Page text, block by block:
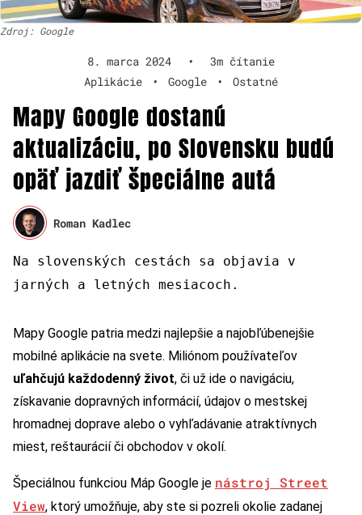
Zdroj: Google
8. marca 2024 •
3m čítanie
Aplikácie
• Google • Ostatné
Mapy Google dostanú
aktualizáciu, po Slovensku budú
opäť jazdiť špeciálne autá
Roman Kadlec
Na slovenských cestách sa objavia v
jarných a letných mesiacoch.
Mapy Google patria medzi najlepšie a najobľúbenejšie
mobilné aplikácie na svete. Miliónom používateľov
uľahčujú každodenný život, či už ide o navigáciu,
získavanie dopravných informácií, údajov o mestskej
hromadnej doprave alebo o vyhľadávanie atraktívnych
miest, reštaurácií či obchodov v okolí.
Špeciálnou funkciou Máp Google je nástroj Street
View, ktorý umožňuje, aby ste si pozreli okolie zadanej